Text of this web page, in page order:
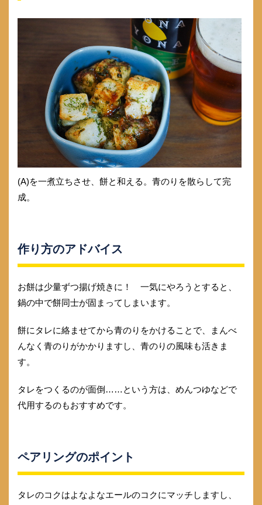
(A)を一煮立ちさせ、餅と和える。青のりを散らして完
成。
作り方のアドバイス
お餅は少量ずつ揚げ焼きに！ 一気にやろうとすると、
鍋の中で餅同士が固まってしまいます。
餅にタレに絡ませてから青のりをかけることで、まんべ
んなく青のりがかかりますし、青のりの風味も活きま
す。
タレをつくるのが面倒……という方は、めんつゆなどで
代用するのもおすすめです。
ペアリングのポイント
タレのコクはよなよなエールのコクにマッチしますし、